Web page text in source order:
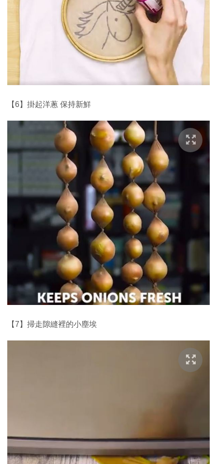
【6】掛起洋蔥 保持新鮮
【7】掃走隙縫裡的小塵埃